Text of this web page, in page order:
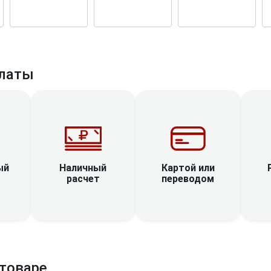
Наличный
расчет
Картой или
переводом